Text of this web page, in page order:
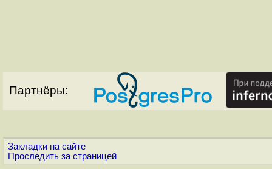
Партнёры:
Закладки на сайте
Проследить за страницей